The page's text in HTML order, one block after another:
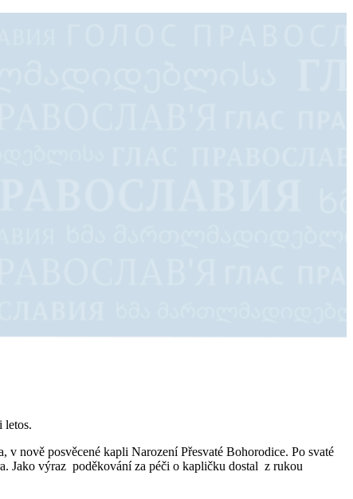
letos.
nově posvěcené kapli Narození Přesvaté Bohorodice. Po svaté
Jako výraz poděkování za péči o kapličku dostal z rukou